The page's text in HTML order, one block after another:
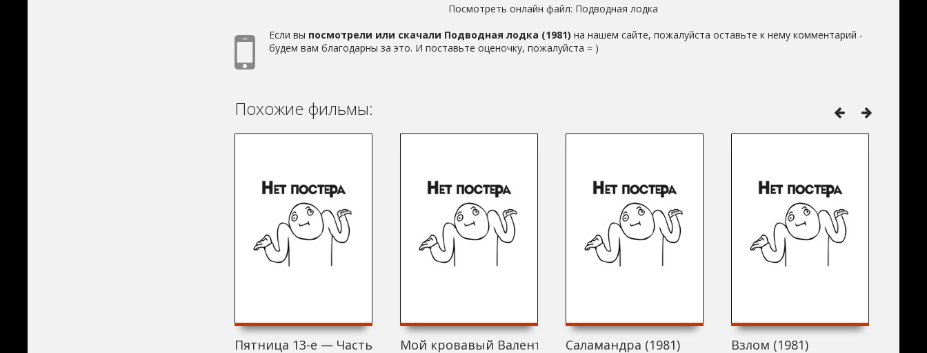
Посмотреть онлайн файл: Подводная лодка
Если вы посмотрели или скачали Подводная лодка (1981) на нашем сайте, пожалуйста оставьте к нему комментарий -
будем вам благодарны за это. И поставьте оценочку, пожалуйста = )
Похожие фильмы:
Пятница 13-е — Часть 2 (1981)Мой кровавый Валентин (1981)Саламандра (1981) Взлом (1981)